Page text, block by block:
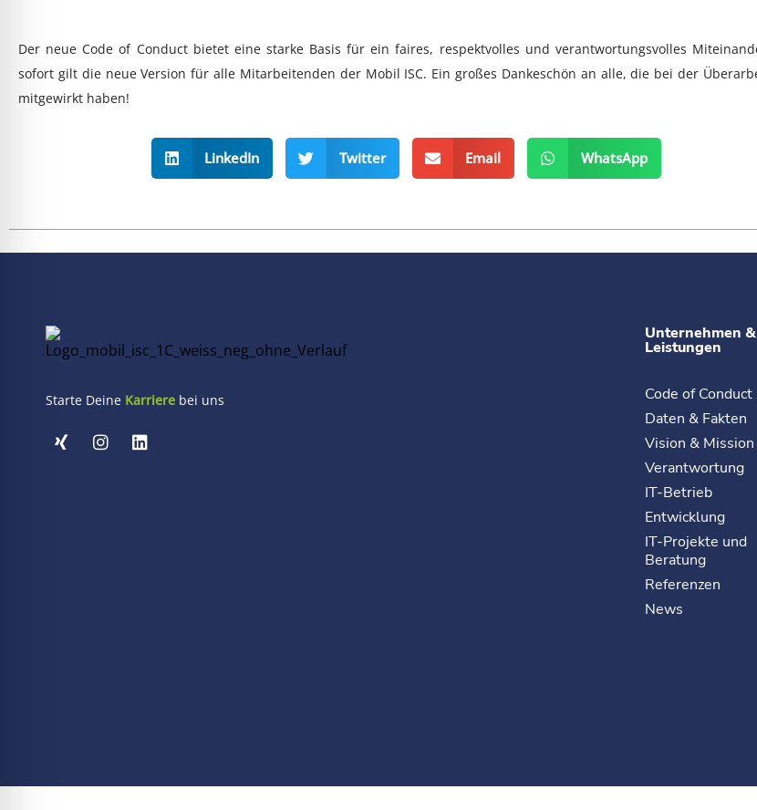
Der neue Code of Conduct bietet eine starke Basis für ein faires, respektvolles und verantwortungsvolles
sofort gilt die neue Version für alle Mitarbeitenden der Mobil ISC. Ein großes Dankeschön an alle, die bei der
mitgewirkt haben!
LinkedIn Twitter Email WhatsApp
Starte Deine Karriere bei uns
Unternehmen &
Leistungen
Code of Conduct
Daten & Fakten
Vision & Mission
Verantwortung
IT-Betrieb
Entwicklung
IT-Projekte und
Beratung
Referenzen
News